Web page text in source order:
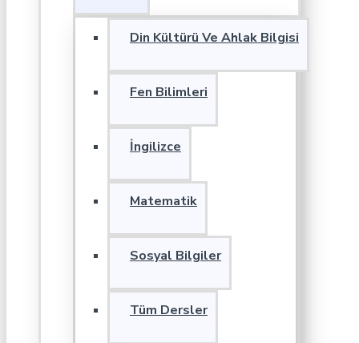
Din Kültürü Ve Ahlak Bilgisi
Fen Bilimleri
İngilizce
Matematik
Sosyal Bilgiler
Tüm Dersler